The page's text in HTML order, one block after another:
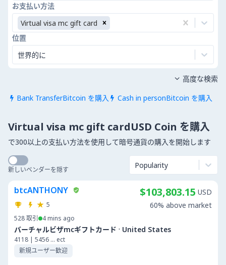
お支払い方法
Virtual visa mc gift card
位置
世界的に
 Bank TransferBitcoin を購入  Cash in personBitcoin を購入
 高度な検索
Virtual visa mc gift cardUSD Coin を購入
で300以上の支払い方法を使用して暗号通貨の購入を開始します
新しいベンダーを隠す Popularity
btcANTHONY
5
528取引 4 mins ago
バーチャルビザmcギフトカード · United States
4118 | 5456 ... ect
新規ユーザー歓迎
$103,803.15 USD
60% above market